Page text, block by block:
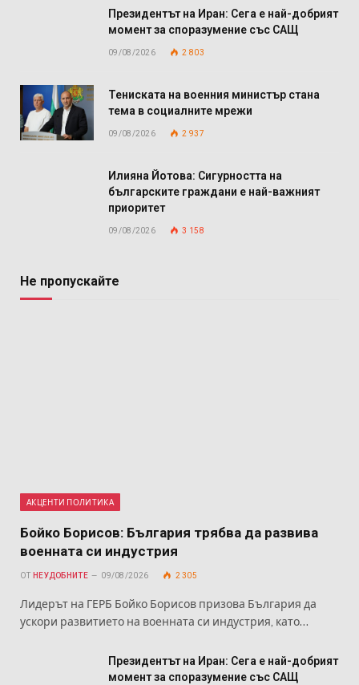
Президентът на Иран: Сега е най-добрият
момент за споразумение със САЩ
09/08/2026 2 803
Тениската на военния министър стана
тема в социалните мрежи
09/08/2026 2 937
Илияна Йотова: Сигурността на
българските граждани е най-важният
приоритет
09/08/2026 3 158
Не пропускайте
АКЦЕНТИ ПОЛИТИКА
Бойко Борисов: България трябва да развива
военната си индустрия
ОТ НЕУДОБНИТЕ 09/08/2026 2 305
Лидерът на ГЕРБ Бойко Борисов призова България да
ускори развитието на военната си индустрия, като…
Президентът на Иран: Сега е най-добрият
момент за споразумение със САЩ